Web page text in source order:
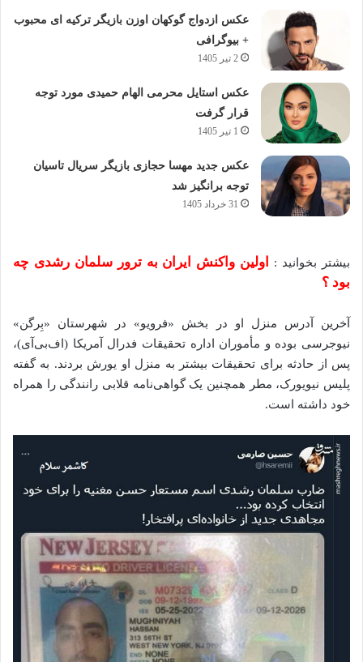
عکس ازدواج گوکهان اوزن بازیگر ترکیه ای محبوب
+ بیوگرافی
2 تیر 1405
عکس استایل محرمی الهام حمیدی مورد توجه
قرار گرفت
1 تیر 1405
عکس جدید مهسا حجازی بازیگر سریال تاسیان
توجه برانگیز شد
31 خرداد 1405
بیشتر بخوانید :
اولین واکنش ایران به ترور سلمان رشدی چه
بود ؟
آخرین آدرس منزل او در بخش «فرویو» در شهرستان «بِرگن»
نیوجرسی بوده و مأموران اداره تحقیقات فدرال آمریکا (اف‌بی‌آی)،
پس از حادثه برای تحقیقات بیشتر به منزل او یورش بردند. به گفته
پلیس نیویورک، مطر همچنین یک گواهی‌نامه قلابی رانندگی را همراه
خود داشته است.